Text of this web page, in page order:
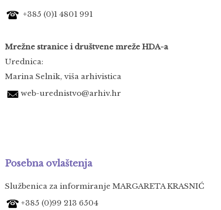
+385 (0)1 4801 991
Mrežne stranice i društvene mreže HDA-a
Urednica:
Marina Selnik, viša arhivistica
web-urednistvo@arhiv.hr
Posebna ovlaštenja
Službenica za informiranje MARGARETA KRASNIĆ
+385 (0)99 213 6504